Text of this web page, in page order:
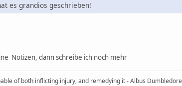
es grandios geschrieben!
Notizen, dann schreibe ich noch mehr
of both inflicting injury, and remedying it - Albus Dumbledore